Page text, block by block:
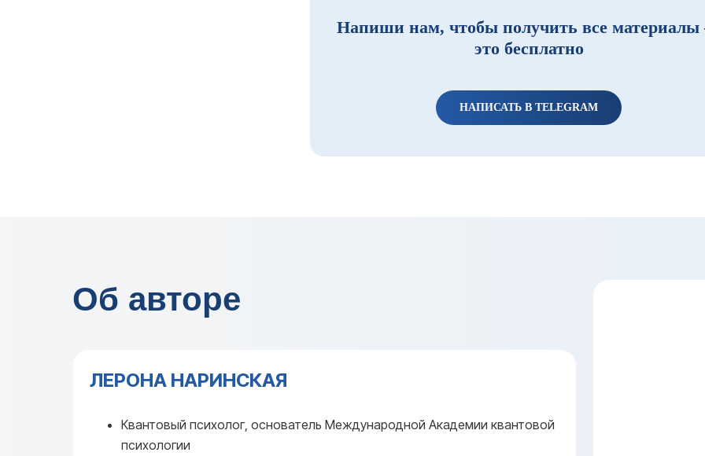
Напиши нам, чтобы получить все
это бесплатно
НАПИСАТЬ В TELEGRAM
Об авторе
ЛЕРОНА НАРИНСКАЯ
Квантовый психолог, основатель Международной Академии квантовой
психологии